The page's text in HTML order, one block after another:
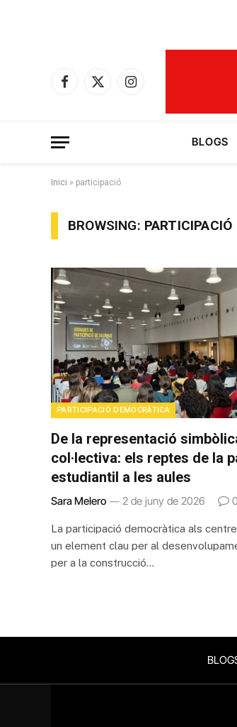
Facebook
X
Instagram
BLOGS
Inici » participació
BROWSING: PARTICIPACIÓ
PARTICIPACIÓ DEMOCRÀTICA
De la representació
col·lectiva: els reptes de la
estudiantil a les aules
Sara Melero 2 de juny de 2026 0
La participació democràtica als
un element clau per al
per a la construcció…